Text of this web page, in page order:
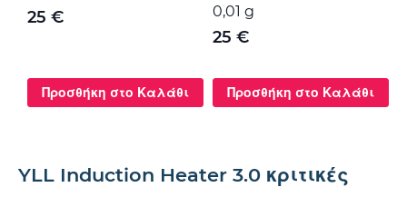
25 €
Προσθήκη στο Καλάθι
0,01 g
25 €
Προσθήκη στο Καλάθι
YLL Induction Heater 3.0 κριτικές